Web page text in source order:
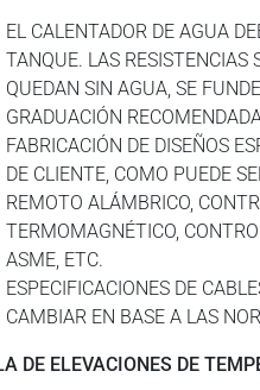
EL CALENTADOR DE AGUA
TANQUE. LAS RESISTENCIAS
QUEDAN SIN AGUA, SE
GRADUACIÓN
FABRICACIÓN DE DISEÑOS
DE CLIENTE, COMO PUEDE
REMOTO ALÁMBRICO,
TERMOMAGNÉTICO,
ASME, ETC.
ESPECIFICACIONES DE
CAMBIAR EN BASE A LAS
DE ELEVACIONES DE